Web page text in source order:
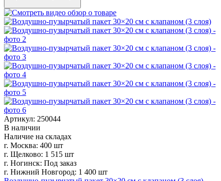
Артикул: 250044
В наличии
Наличие на складах
г. Москва: 400 шт
г. Щелково: 1 515 шт
г. Ногинск: Под заказ
г. Нижний Новгород: 1 400 шт